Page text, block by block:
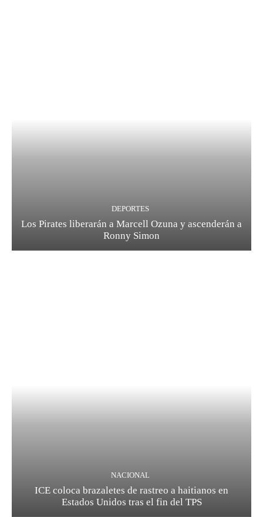
DEPORTES
Los Pirates liberarán a Marcell Ozuna y ascenderán a
Ronny Simon
NACIONAL
ICE coloca brazaletes de rastreo a haitianos en
Estados Unidos tras el fin del TPS